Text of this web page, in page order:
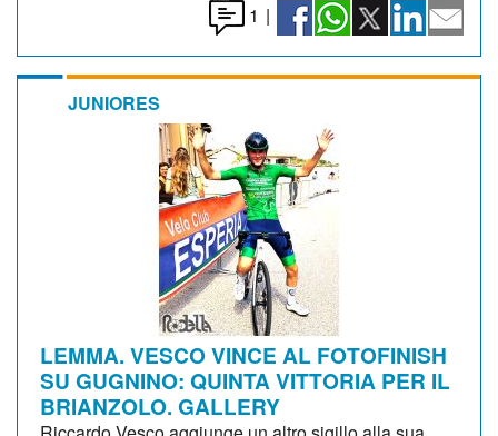
1 |
JUNIORES
LEMMA. VESCO VINCE AL FOTOFINISH
SU GUGNINO: QUINTA VITTORIA PER IL
BRIANZOLO. GALLERY